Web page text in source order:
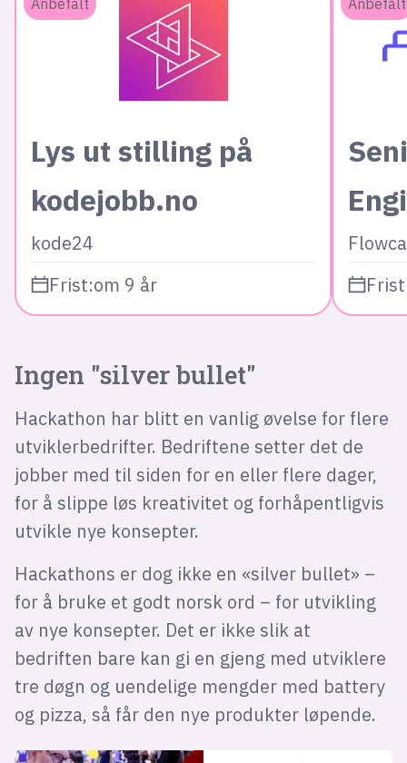
Lys ut stilling på
kodejobb.no
kode24
Frist:om 9 år
Ingen "silver bullet"
Hackathon har blitt en vanlig øvelse for flere
utviklerbedrifter. Bedriftene setter det de
jobber med til siden for en eller flere dager,
for å slippe løs kreativitet og forhåpentligvis
utvikle nye konsepter.
Hackathons er dog ikke en «silver bullet» –
for å bruke et godt norsk ord – for utvikling
av nye konsepter. Det er ikke slik at
bedriften bare kan gi en gjeng med utviklere
tre døgn og uendelige mengder med battery
og pizza, så får den nye produkter løpende.